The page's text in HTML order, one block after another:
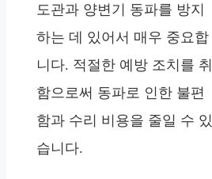
도관과 양변기 동파를 방지
하는 데 있어서 매우 중요합
니다. 적절한 예방 조치를 취
함으로써 동파로 인한 불편
함과 수리 비용을 줄일 수 있
습니다.